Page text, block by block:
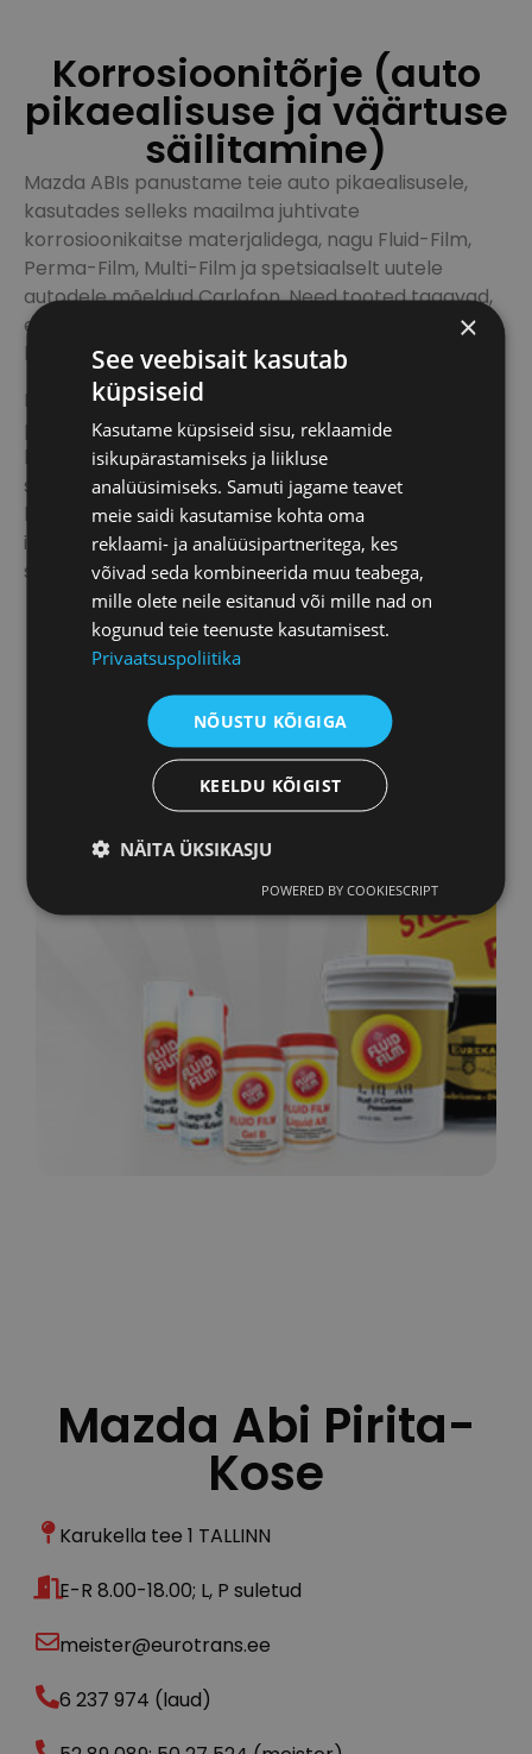
Korrosioonitõrje (auto
pikaealisuse ja väärtuse
säilitamine)
Mazda ABIs panustame teie auto pikaealisusele,
kasutades selleks maailma juhtivate
korrosioonikaitse materjalidega, nagu Fluid-Film,
Perma-Film, Multi-Film ja spetsiaalselt uutele
autodele mõeldud Carlofon. Need tooted tagavad,
et teie auto kaitstakse efektiivselt rooste ja
korrosiooni eest.
Fluid-Film on valmistatud lambavilla vahast ja
pakkudes mitte ainult tugevat kaitset, vaid ka
keskkonnasõbralikkust. See tähendab, et teie auto
saab parima võimaliku kaitse, samal ajal hoides
loodust. Valides Mazda ABI korrosioonikaitse,
investeerite oma auto pikemasse eluikka ja säilitate
selle välimuse ja väärtuse.
Loe rohkem
Mazda Abi Pirita-
Kose
Karukella tee 1 TALLINN
E-R 8.00-18.00; L, P suletud
meister@eurotrans.ee
6 237 974 (laud)
×
See veebisait kasutab
küpsiseid
Kasutame küpsiseid sisu, reklaamide
isikupärastamiseks ja liikluse
analüüsimiseks. Samuti jagame teavet
meie saidi kasutamise kohta oma
reklaami- ja analüüsipartneritega, kes
võivad seda kombineerida muu teabega,
mille olete neile esitanud või mille nad on
kogunud teie teenuste kasutamisest.
Privaatsuspoliitika
NÕUSTU KÕIGIGA
KEELDU KÕIGIST
NÄITA ÜKSIKASJU
POWERED BY COOKIESCRIPT